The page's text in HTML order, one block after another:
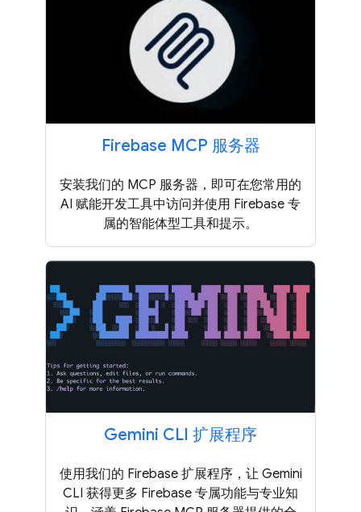
Firebase MCP 服务器
安装我们的 MCP 服务器，即可在您常用的
AI 赋能开发工具中访问并使用 Firebase 专
属的智能体型工具和提示。
Gemini CLI 扩展程序
使用我们的 Firebase 扩展程序，让 Gemini
CLI 获得更多 Firebase 专属功能与专业知